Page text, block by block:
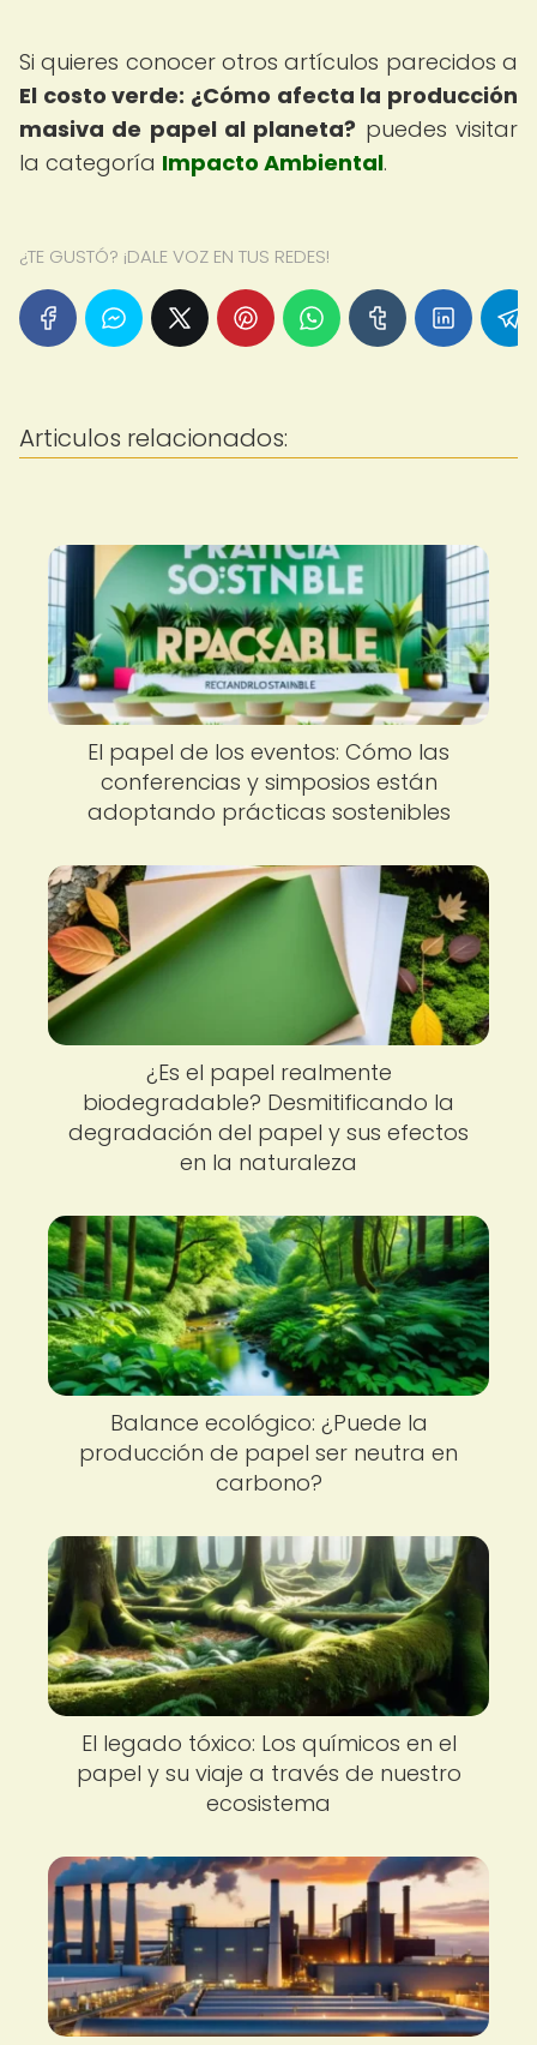
Si quieres conocer otros artículos parecidos a
El costo verde: ¿Cómo afecta la producción
masiva de papel al planeta? puedes visitar
la categoría Impacto Ambiental.
¿TE GUSTÓ? ¡DALE VOZ EN TUS REDES!
Articulos relacionados:
El papel de los eventos: Cómo las
conferencias y simposios están
adoptando prácticas sostenibles
¿Es el papel realmente
biodegradable? Desmitificando la
degradación del papel y sus efectos
en la naturaleza
Balance ecológico: ¿Puede la
producción de papel ser neutra en
carbono?
El legado tóxico: Los químicos en el
papel y su viaje a través de nuestro
ecosistema